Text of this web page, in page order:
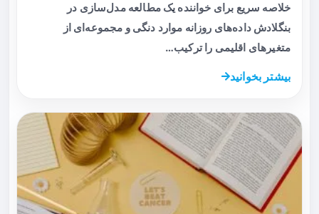
خلاصه سریع برای خواننده یک مطالعه مدل‌سازی در
بنگلادش داده‌های روزانه موارد دنگی و مجموعه‌ای از
متغیرهای اقلیمی را ترکیب…
بیشتر بخوانید